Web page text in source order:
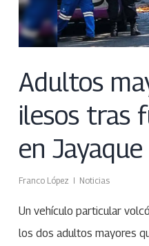
Adultos
ilesos tras
en Jayaque
Franco López Noticias
Un vehículo particular
los dos adultos mayores